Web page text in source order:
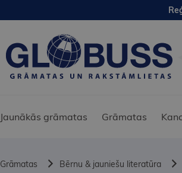
Jaunākās grāmatas Grāmatas
Grāmatas Bērnu & jauniešu literatūra